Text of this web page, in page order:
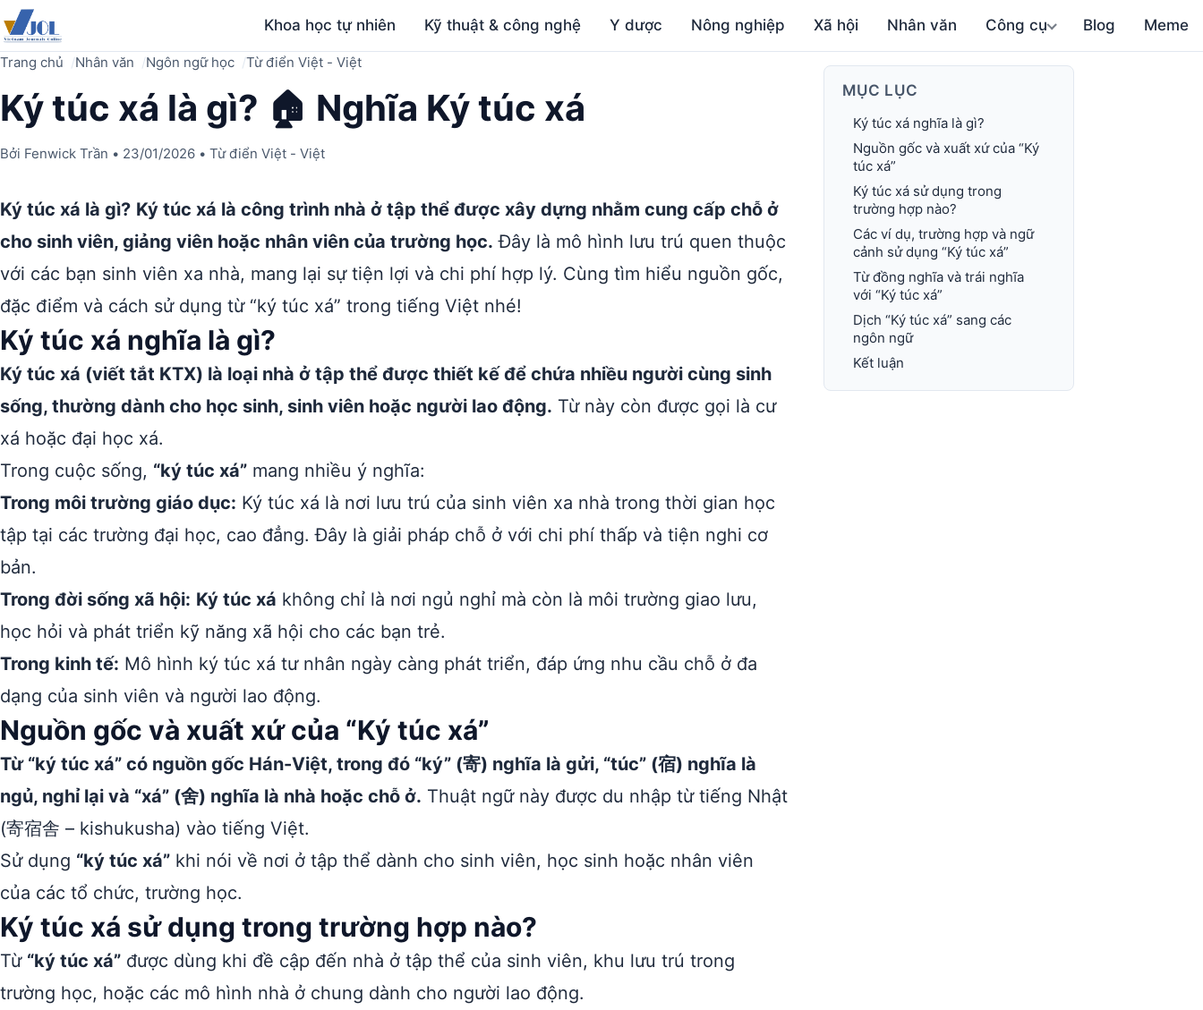
Khoa học tự nhiên Kỹ thuật & công nghệ Y dược Nông nghiệp Xã hội Nhân văn Công cụ Blog Meme
Trang chủ Nhân văn Ngôn ngữ học Từ điển Việt - Việt
Ký túc xá là gì? 🏠 Nghĩa Ký túc xá
Bởi Fenwick Trần • 23/01/2026 • Từ điển Việt - Việt
Ký túc xá là gì? Ký túc xá là công trình nhà ở tập thể được xây dựng nhằm cung cấp chỗ ở
cho sinh viên, giảng viên hoặc nhân viên của trường học. Đây là mô hình lưu trú quen thuộc
với các bạn sinh viên xa nhà, mang lại sự tiện lợi và chi phí hợp lý. Cùng tìm hiểu nguồn gốc,
đặc điểm và cách sử dụng từ “ký túc xá” trong tiếng Việt nhé!
Ký túc xá nghĩa là gì?
Ký túc xá (viết tắt KTX) là loại nhà ở tập thể được thiết kế để chứa nhiều người cùng sinh
sống, thường dành cho học sinh, sinh viên hoặc người lao động. Từ này còn được gọi là cư
xá hoặc đại học xá.
Trong cuộc sống, “ký túc xá” mang nhiều ý nghĩa:
Trong môi trường giáo dục: Ký túc xá là nơi lưu trú của sinh viên xa nhà trong thời gian học
tập tại các trường đại học, cao đẳng. Đây là giải pháp chỗ ở với chi phí thấp và tiện nghi cơ
bản.
Trong đời sống xã hội: Ký túc xá không chỉ là nơi ngủ nghỉ mà còn là môi trường giao lưu,
học hỏi và phát triển kỹ năng xã hội cho các bạn trẻ.
Trong kinh tế: Mô hình ký túc xá tư nhân ngày càng phát triển, đáp ứng nhu cầu chỗ ở đa
dạng của sinh viên và người lao động.
Nguồn gốc và xuất xứ của “Ký túc xá”
Từ “ký túc xá” có nguồn gốc Hán-Việt, trong đó “ký” (寄) nghĩa là gửi, “túc” (宿) nghĩa là
ngủ, nghỉ lại và “xá” (舍) nghĩa là nhà hoặc chỗ ở. Thuật ngữ này được du nhập từ tiếng Nhật
(寄宿舎 – kishukusha) vào tiếng Việt.
Sử dụng “ký túc xá” khi nói về nơi ở tập thể dành cho sinh viên, học sinh hoặc nhân viên
của các tổ chức, trường học.
Ký túc xá sử dụng trong trường hợp nào?
Từ “ký túc xá” được dùng khi đề cập đến nhà ở tập thể của sinh viên, khu lưu trú trong
trường học, hoặc các mô hình nhà ở chung dành cho người lao động.
MỤC LỤC
Ký túc xá nghĩa là gì?
Nguồn gốc và xuất xứ của “Ký
túc xá”
Ký túc xá sử dụng trong
trường hợp nào?
Các ví dụ, trường hợp và ngữ
cảnh sử dụng “Ký túc xá”
Từ đồng nghĩa và trái nghĩa
với “Ký túc xá”
Dịch “Ký túc xá” sang các
ngôn ngữ
Kết luận